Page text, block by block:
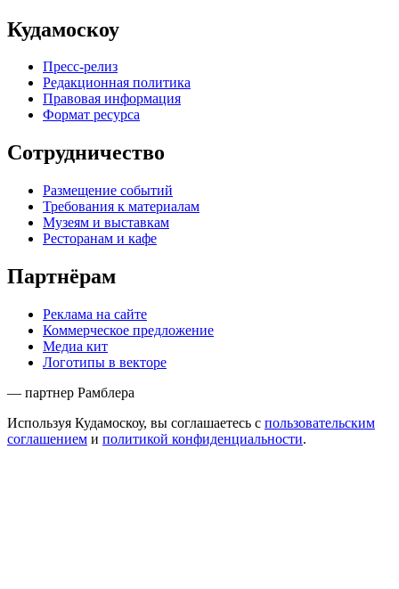
Кудамоскоу
Пресс-релиз
Редакционная политика
Правовая информация
Формат ресурса
Сотрудничество
Размещение событий
Требования к материалам
Музеям и выставкам
Ресторанам и кафе
Партнёрам
Реклама на сайте
Коммерческое предложение
Медиа кит
Логотипы в векторе
— партнер Рамблера
Используя Кудамоскоу, вы соглашаетесь с пользовательским
соглашением и политикой конфиденциальности.